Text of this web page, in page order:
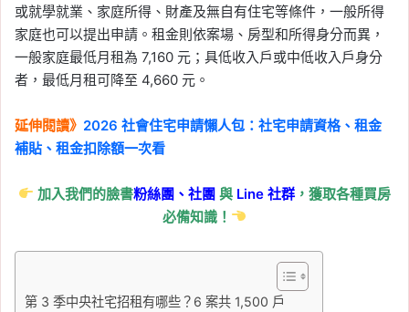
或就學就業、家庭所得、財產及無自有住宅等條件，一般所得
家庭也可以提出申請。租金則依案場、房型和所得身分而異，
一般家庭最低月租為 7,160 元；具低收入戶或中低收入戶身分
者，最低月租可降至 4,660 元。
延伸閱讀》 2026 社會住宅申請懶人包：社宅申請資格、租金
補貼、租金扣除額一次看
加入我們的臉書粉絲團、社團與 Line社群 ，獲取各種買房
必備知識！
第 3 季中央社宅招租有哪些？6 案共 1,500 戶